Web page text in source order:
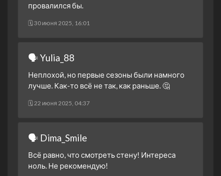
провалился бы.
🗓 30 июня 2025, 16:01
🗣 Yulia_88
Неплохой, но первые сезоны были намного
лучше. Как-то всё не так, как раньше. 🤔
🗓 22 июня 2025, 04:37
🗣 Dima_Smile
Всё равно, что смотреть стену! Интереса
ноль. Не рекомендую!